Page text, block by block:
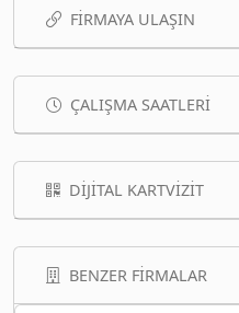
FIRMAYA ULAŞIN
ÇALIŞMA SAATLERI
DIJITAL KARTVIZIT
BENZER FIRMALAR